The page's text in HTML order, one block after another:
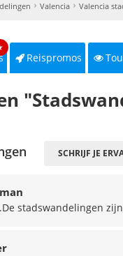
Valencia Valencia
Reispromos
SCHRIJF JE
stadswandelingen